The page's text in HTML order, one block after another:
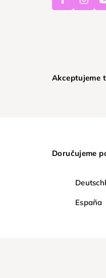
Akceptujeme
Doručujeme
España